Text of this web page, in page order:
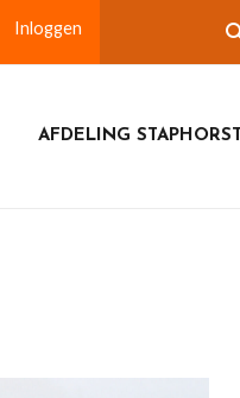
Inloggen
AFDELING STAPHORST